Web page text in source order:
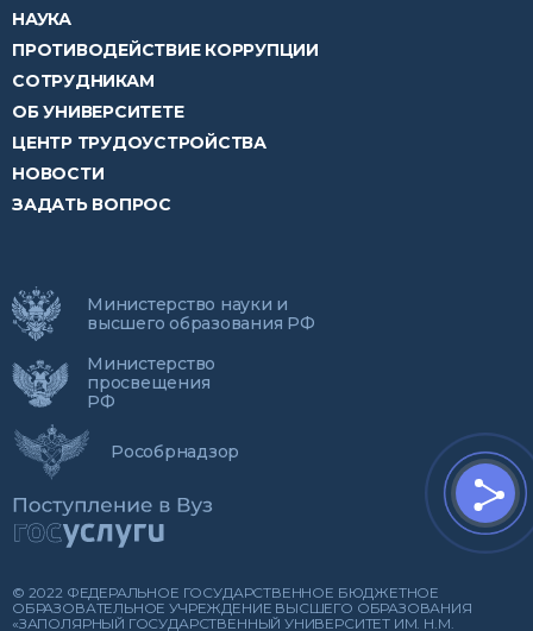
НАУКА
ПРОТИВОДЕЙСТВИЕ КОРРУПЦИИ
СОТРУДНИКАМ
ОБ УНИВЕРСИТЕТЕ
ЦЕНТР ТРУДОУСТРОЙСТВА
НОВОСТИ
ЗАДАТЬ ВОПРОС
Министерство науки и
высшего образования РФ
Министерство
просвещения
РФ
Рособрнадзор
© 2022 ФЕДЕРАЛЬНОЕ ГОСУДАРСТВЕННОЕ БЮДЖЕТНОЕ
ОБРАЗОВАТЕЛЬНОЕ УЧРЕЖДЕНИЕ ВЫСШЕГО ОБРАЗОВАНИЯ
«ЗАПОЛЯРНЫЙ ГОСУДАРСТВЕННЫЙ УНИВЕРСИТЕТ ИМ. Н.М.